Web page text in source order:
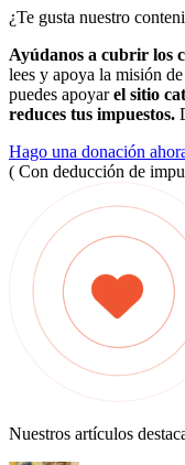
¿Te gusta nuestro
Ayúdanos a cubrir los
lees y apoya la misión
puedes apoyarel sitio
reduces tus impuestos.
Hago una donación
( Con deducción de
Nuestros artículos